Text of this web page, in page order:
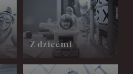
Z dziećmi